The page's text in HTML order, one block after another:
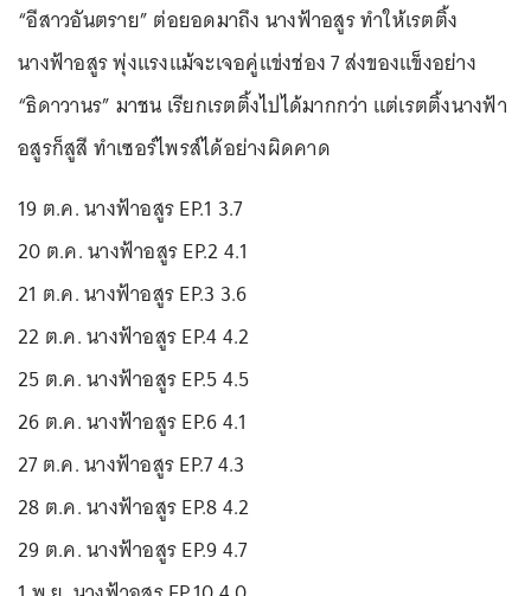
“อีสาวอันตราย” ต่อยอดมาถึง นางฟ้าอสูร ทำให้เรตติ้ง
นางฟ้าอสูร พุ่งแรงแม้จะเจอคู่แข่งช่อง 7 ส่งของแข็งอย่าง
“ธิดาวานร” มาชน เรียกเรตติ้งไปได้มากกว่า แต่เรตติ้งนางฟ้า
อสูรก็สูสี ทำเซอร์ไพรส์ได้อย่างผิดคาด
19 ต.ค. นางฟ้าอสูร EP.1 3.7
20 ต.ค. นางฟ้าอสูร EP.2 4.1
21 ต.ค. นางฟ้าอสูร EP.3 3.6
22 ต.ค. นางฟ้าอสูร EP.4 4.2
25 ต.ค. นางฟ้าอสูร EP.5 4.5
26 ต.ค. นางฟ้าอสูร EP.6 4.1
27 ต.ค. นางฟ้าอสูร EP.7 4.3
28 ต.ค. นางฟ้าอสูร EP.8 4.2
29 ต.ค. นางฟ้าอสูร EP.9 4.7